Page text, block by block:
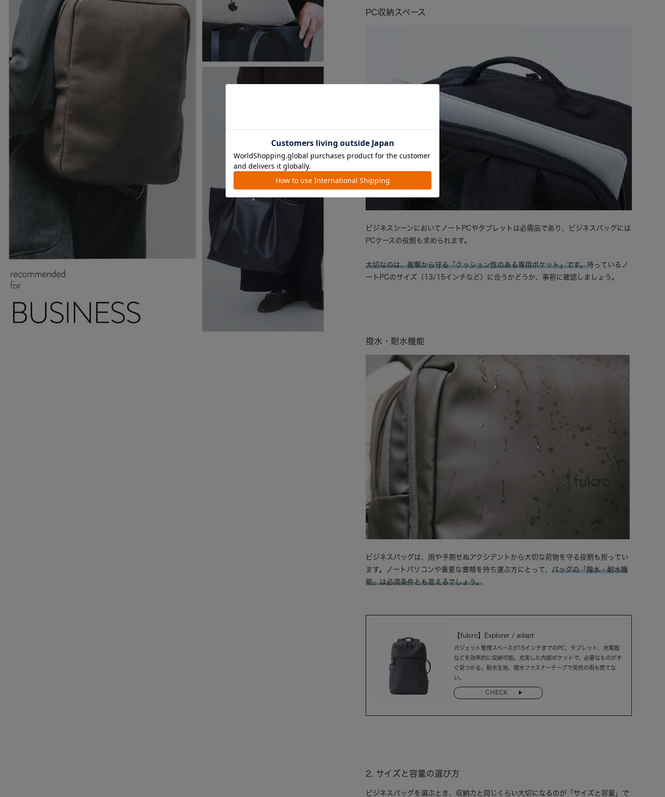
PC収納スペース
ビジネスシーンにおいてノートPCやタブレットは必需品であり、ビジネスバッグには
PCケースの役割も求められます。
大切なのは、衝撃から守る「クッション性のある専用ポケット」です。持っているノ
ートPCのサイズ（13/15インチなど）に合うかどうか、事前に確認しましょう。
撥水・耐水機能
ビジネスバッグは、雨や予期せぬアクシデントから大切な荷物を守る役割も担ってい
ます。ノートパソコンや重要な書類を持ち運ぶ方にとって、バッグの「撥水・耐水機
能」は必須条件とも言えるでしょう。
【fulcro】Explorer / adapt
ガジェット整理スペースが15インチまでのPC、タブレット、充電器
などを効率的に収納可能。充実した内部ポケットで、必要なものがす
ぐ見つかる。耐水生地、撥水ファスナーテープで突然の雨も慌てな
い。
CHECK
2. サイズと容量の選び方
ビジネスバッグを選ぶとき、収納力と同じくらい大切になるのが「サイズと容量」で